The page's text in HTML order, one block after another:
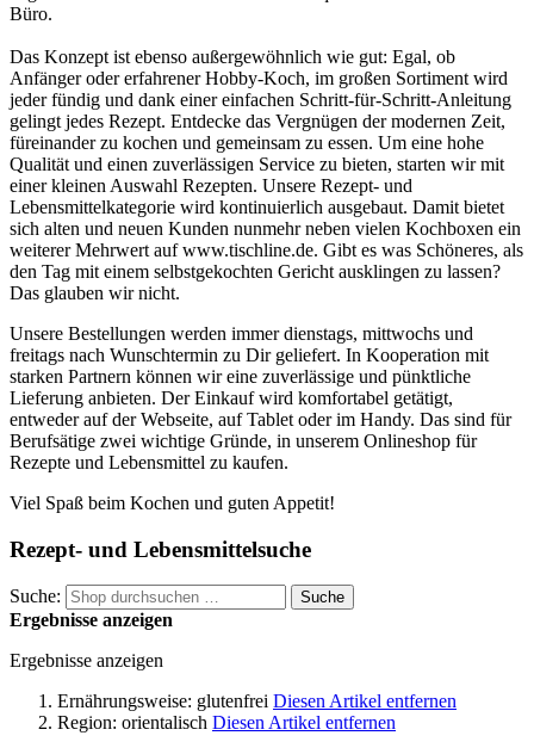
Büro.
Das Konzept ist ebenso außergewöhnlich wie gut: Egal, ob
Anfänger oder erfahrener Hobby-Koch, im großen Sortiment wird
jeder fündig und dank einer einfachen Schritt-für-Schritt-Anleitung
gelingt jedes Rezept. Entdecke das Vergnügen der modernen Zeit,
füreinander zu kochen und gemeinsam zu essen. Um eine hohe
Qualität und einen zuverlässigen Service zu bieten, starten wir mit
einer kleinen Auswahl Rezepten. Unsere Rezept- und
Lebensmittelkategorie wird kontinuierlich ausgebaut. Damit bietet
sich alten und neuen Kunden nunmehr neben vielen Kochboxen ein
weiterer Mehrwert auf www.tischline.de. Gibt es was Schöneres, als
den Tag mit einem selbstgekochten Gericht ausklingen zu lassen?
Das glauben wir nicht.
Unsere Bestellungen werden immer dienstags, mittwochs und
freitags nach Wunschtermin zu Dir geliefert. In Kooperation mit
starken Partnern können wir eine zuverlässige und pünktliche
Lieferung anbieten. Der Einkauf wird komfortabel getätigt,
entweder auf der Webseite, auf Tablet oder im Handy. Das sind für
Berufsätige zwei wichtige Gründe, in unserem Onlineshop für
Rezepte und Lebensmittel zu kaufen.
Viel Spaß beim Kochen und guten Appetit!
Rezept- und Lebensmittelsuche
Suche: Suche
Ergebnisse anzeigen
Ergebnisse anzeigen
Ernährungsweise: glutenfrei Diesen Artikel entfernen
Region: orientalisch Diesen Artikel entfernen